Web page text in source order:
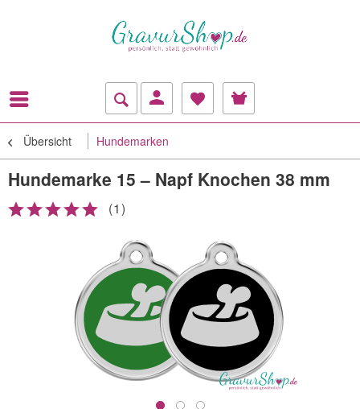
Übersicht Hundemarken
Hundemarke 15 – Napf Knochen 38 mm
(1)